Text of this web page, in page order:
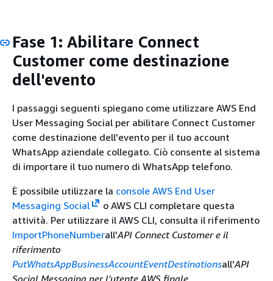
Fase 1: Abilitare Connect
Customer come destinazione
dell'evento
I passaggi seguenti spiegano come utilizzare AWS End
User Messaging Social per abilitare Connect Customer
come destinazione dell'evento per il tuo account
WhatsApp aziendale collegato. Ciò consente al sistema
di importare il tuo numero di WhatsApp telefono.
È possibile utilizzare la console AWS End User
Messaging Social
o AWS CLI completare questa
attività. Per utilizzare il AWS CLI, consulta il riferimento
ImportPhoneNumberall'API Connect Customer e il
riferimento
PutWhatsAppBusinessAccountEventDestinationsall'API
Social Messaging per l'utente AWS finale